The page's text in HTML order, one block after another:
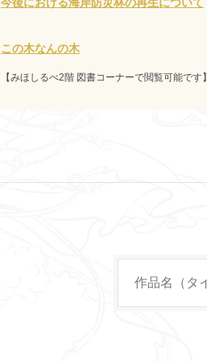
今後における海岸防災林の再生について
この木なんの木
【みほしるべ2階 図書コーナーで閲覧可能です